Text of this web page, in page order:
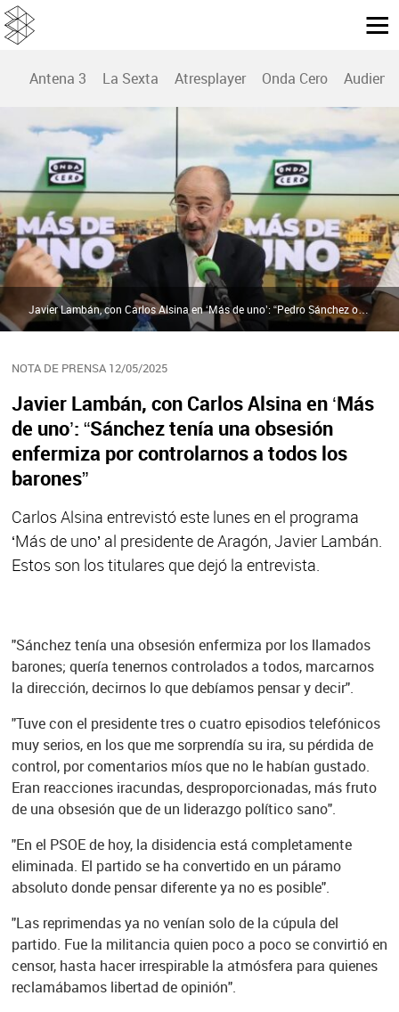
Antena 3 La Sexta Atresplayer Onda Cero
NOTA DE PRENSA 12/05/2025
Javier Lambán, con Carlos Alsina en ‘Más
de uno’: “Sánchez tenía una obsesión
enfermiza por controlarnos a todos los
barones”
Carlos Alsina entrevistó este lunes en el programa
‘Más de uno’ al presidente de Aragón, Javier Lambán.
Estos son los titulares que dejó la entrevista.
Javier Lambán, con Carlos Alsina en ‘Más de uno’: “Pedro Sánchez opinó de la amnistía lo mismo que yo hasta el 23 de julio” | Atresmedia
"Sánchez tenía una obsesión enfermiza por los llamados
barones; quería tenernos controlados a todos, marcarnos
la dirección, decirnos lo que debíamos pensar y decir".
"Tuve con el presidente tres o cuatro episodios telefónicos
muy serios, en los que me sorprendía su ira, su pérdida de
control, por comentarios míos que no le habían gustado.
Eran reacciones iracundas, desproporcionadas, más fruto
de una obsesión que de un liderazgo político sano".
"En el PSOE de hoy, la disidencia está completamente
eliminada. El partido se ha convertido en un páramo
absoluto donde pensar diferente ya no es posible".
"Las reprimendas ya no venían solo de la cúpula del
partido. Fue la militancia quien poco a poco se convirtió en
censor, hasta hacer irrespirable la atmósfera para quienes
reclamábamos libertad de opinión".